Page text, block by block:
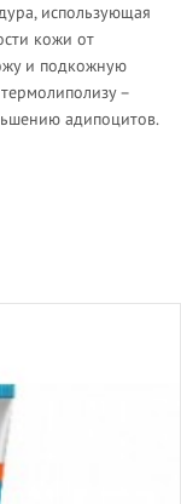
использующая
кожи от
и подкожную
–
адипоцитов.